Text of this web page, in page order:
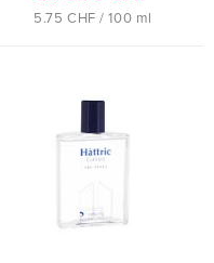
5.75 CHF / 100 ml